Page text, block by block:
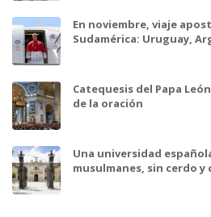
En noviembre, viaje
Sudamérica: Uruguay,
Catequesis del Papa
de la oración
Una universidad
musulmanes, sin cerdo y